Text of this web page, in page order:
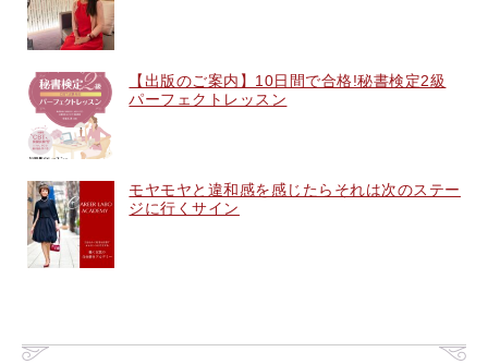
【出版のご案内】10日間で合格!秘書検定2級
パーフェクトレッスン
モヤモヤと違和感を感じたらそれは次のステー
ジに行くサイン